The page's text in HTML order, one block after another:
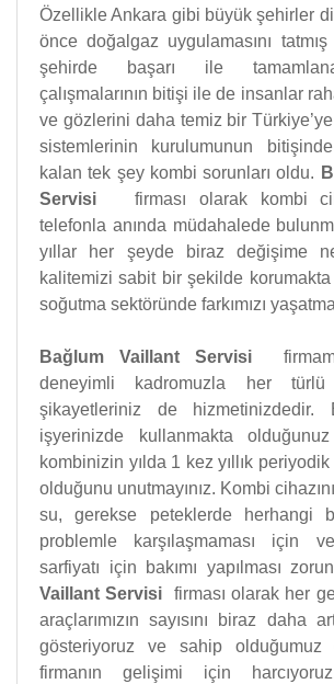
Özellikle Ankara gibi büyük şehirler
önce doğalgaz uygulamasını
şehirde başarı ile
çalışmalarının bitişi ile de insanlar
ve gözlerini daha temiz bir
sistemlerinin kurulumunun
kalan tek şey kombi sorunları oldu.
Servisifirması olarak kombi
telefonla anında müdahalede
yıllar her şeyde biraz değişime
kalitemizi sabit bir şekilde korumakta
soğutma sektöründe farkımızı
Bağlum Vaillant Servisi
deneyimli kadromuzla her
şikayetleriniz de hizmetinizdedir.
işyerinizde kullanmakta olduğunuz
kombinizin yılda 1 kez yıllık periyodik
olduğunu unutmayınız. Kombi
su, gerekse peteklerde herhangi
problemle karşılaşmaması için
sarfiyatı için bakımı yapılması
Vaillant Servisi firması olarak her
araçlarımızın sayısını biraz daha
gösteriyoruz ve sahip
firmanın gelişimi için